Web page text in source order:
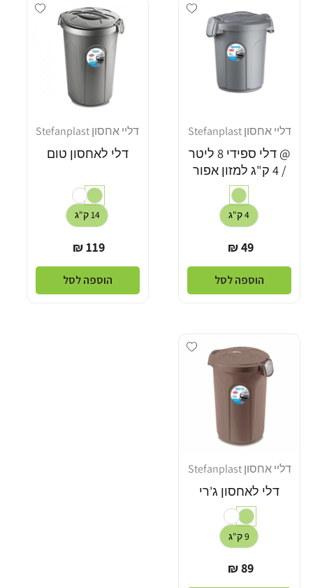
Add wishlist
מוֹכֵר:
דליי אחסון Stefanplast
@ דלי ספידי 8 ליטר
/ 4 ק"ג למזון אפור
4 ק"ג
מחיר
רגיל
49 ₪
הוספה לסל
wishlist
מוֹכֵר:
דליי אחסון Stefanplast
דלי לאחסון טום
14 ק"ג
מחיר
רגיל
119 ₪
הוספה לסל
Add wishlist
מוֹכֵר:
דליי אחסון Stefanplast
דלי לאחסון ג'רי
9 ק"ג
מחיר
רגיל
89 ₪